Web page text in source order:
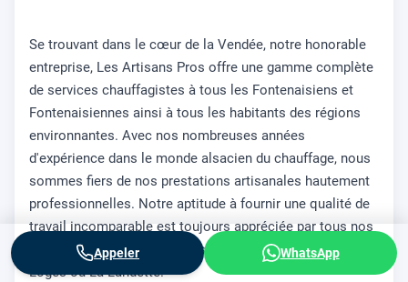
Se trouvant dans le cœur de la Vendée, notre honorable
entreprise, Les Artisans Pros offre une gamme complète
de services chauffagistes à tous les Fontenaisiens et
Fontenaisiennes ainsi à tous les habitants des régions
environnantes. Avec nos nombreuses années
d'expérience dans le monde alsacien du chauffage, nous
sommes fiers de nos prestations artisanales hautement
professionnelles. Notre aptitude à fournir une qualité de
travail incomparable est toujours appréciée par tous nos
clients, qu'ils soient dans les quartiers de Bel Air, Les
Loges ou La Landette.
Appeler WhatsApp